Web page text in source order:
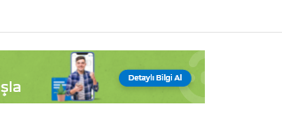
yap
...
Bölmesi
Makale
Ol